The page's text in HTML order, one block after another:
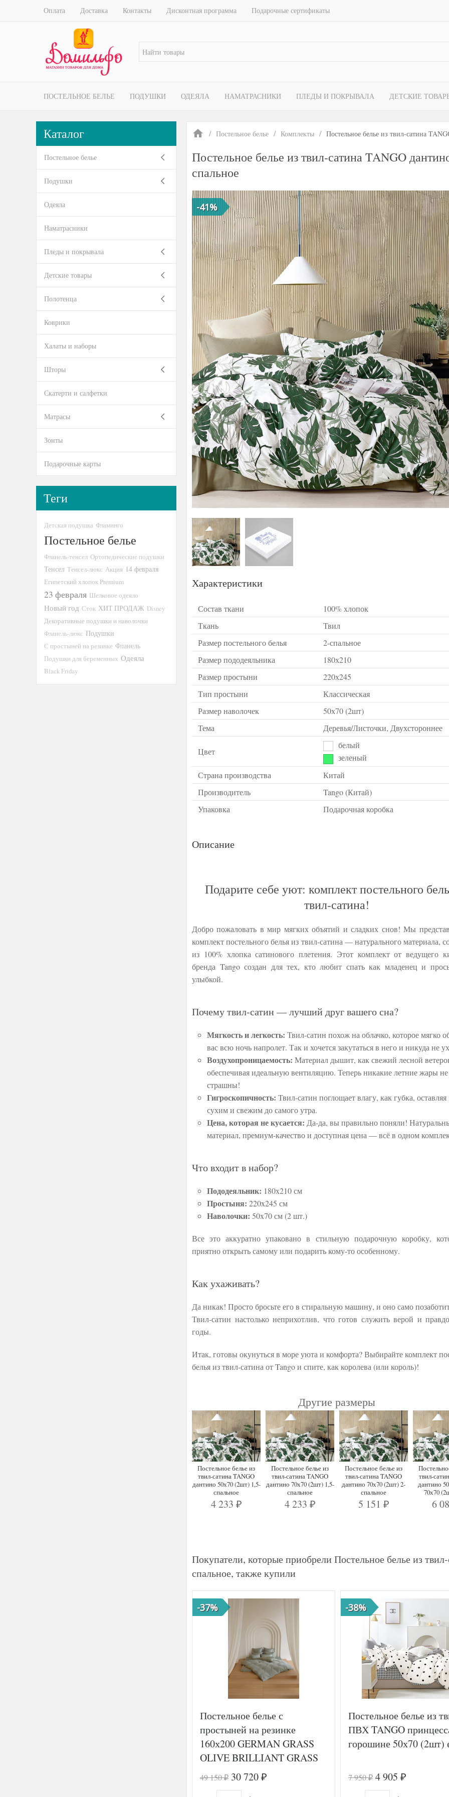
Оплата Доставка Контакты Дисконтная программа Подарочные сертификаты
ПОСТЕЛЬНОЕ БЕЛЬЕ ПОДУШКИ ОДЕЯЛА НАМАТРАСНИКИ ПЛЕДЫ И ПОКРЫВАЛА ДЕТСКИЕ
Постельное белье Комплекты Постельное белье из твил-сатина
Постельное белье из твил-сатина TANGO
спальное
-41%
Характеристики
Состав ткани
100% хлопок
Ткань
Твил
Размер постельного белья
2-спальное
Размер пододеяльника
180х210
Размер простыни
220х245
Тип простыни
Классическая
Размер наволочек
50х70 (2шт)
Тема
Деревья/Листочки, Двухстороннее
Цвет
белый
зеленый
Страна производства
Китай
Производитель
Tango (Китай)
Упаковка
Подарочная коробка
Описание
Подарите себе уют: комплект постельного
твил-сатина!
Добро пожаловать в мир мягких объятий и сладких снов! Мы
комплект постельного белья из твил-сатина — натурального материала,
из 100% хлопка сатинового плетения. Этот комплект от ведущего
бренда Tango создан для тех, кто любит спать как младенец и
улыбкой.
Почему твил-сатин — лучший друг вашего сна?
Мягкость и легкость: Твил-сатин похож на облачко, которое мягко
вас всю ночь напролет. Так и хочется закутаться в него и никуда не
Воздухопроницаемость: Материал дышит, как свежий лесной
обеспечивая идеальную вентиляцию. Теперь никакие летние жары не
страшны!
Гигроскопичность: Твил-сатин поглощает влагу, как губка, оставляя
сухим и свежим до самого утра.
Цена, которая не кусается: Да-да, вы правильно поняли!
материал, премиум-качество и доступная цена — всё в одном
Что входит в набор?
Пододеяльник: 180x210 см
Простыня: 220x245 см
Наволочки: 50x70 см (2 шт.)
Все это аккуратно упаковано в стильную подарочную коробку,
приятно открыть самому или подарить кому-то особенному.
Как ухаживать?
Да никак! Просто бросьте его в стиральную машину, и оно само
Твил-сатин настолько неприхотлив, что готов служить верой и
годы.
Итак, готовы окунуться в море уюта и комфорта? Выбирайте комплект
белья из твил-сатина от Tango и спите, как королева (или король)!
Другие размеры
Постельное белье из
твил-сатина TANGO
дантино 50х70 (2шт) 1,5-
спальное
4 233 ₽
Постельное белье из
твил-сатина TANGO
дантино 70х70 (2шт) 1,5-
спальное
4 233 ₽
Постельное белье из
твил-сатина TANGO
дантино 70х70 (2шт) 2-
спальное
5 151 ₽
твил-
дантино
70х70
6
Покупатели, которые приобрели Постельное белье из
спальное, также купили
-37%
Постельное белье с
простыней на резинке
160х200 GERMAN GRASS
OLIVE BRILLIANT GRASS
70х70 (2шт) евро
49 150₽ 30 720 ₽
-38%
Постельное белье из
ПВХ TANGO
горошине 50х70 (2шт)
7 950₽ 4 905 ₽
Каталог
Постельное белье
Подушки
Одеяла
Наматрасники
Пледы и покрывала
Детские товары
Полотенца
Коврики
Халаты и наборы
Шторы
Скатерти и салфетки
Матрасы
Зонты
Подарочные карты
Теги
Детская подушка Фламинго
Постельное белье
Фланель-тенсел Ортопедические подушки
Тенсел Тенсел-люкс Акция 14 февраля
Египетский хлопок Premium
23 февраля Шелковое одеяло
Новый год Сток ХИТ ПРОДАЖ Disney
Декоративные подушки и наволочки
Фланель-люкс Подушки
С простыней на резинке Фланель
Подушки для беременных Одеяла
Black Friday